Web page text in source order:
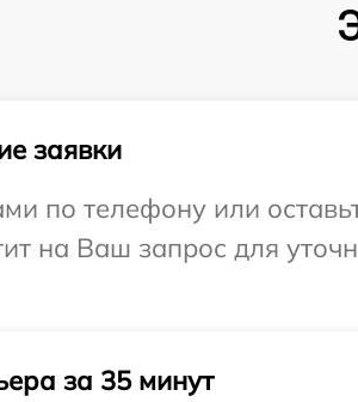
заявки
по телефону или
на Ваш запрос для
за 35 минут